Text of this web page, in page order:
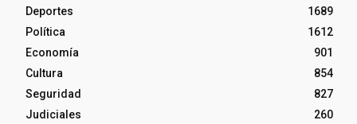
Deportes
1689
Política
1612
Economía
901
Cultura
854
Seguridad
827
Judiciales
260